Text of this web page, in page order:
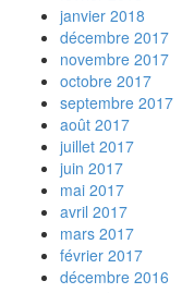
janvier 2018
décembre 2017
novembre 2017
octobre 2017
septembre 2017
août 2017
juillet 2017
juin 2017
mai 2017
avril 2017
mars 2017
février 2017
décembre 2016